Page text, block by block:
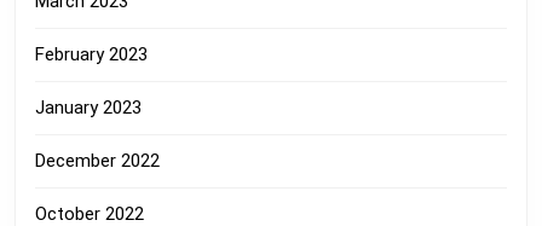
February 2023
January 2023
December 2022
October 2022